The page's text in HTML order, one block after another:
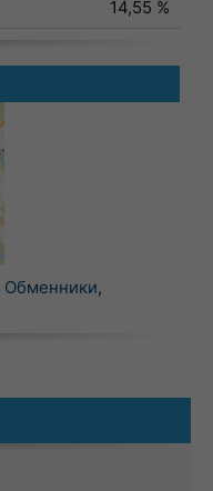
14,55 %
Обменники,